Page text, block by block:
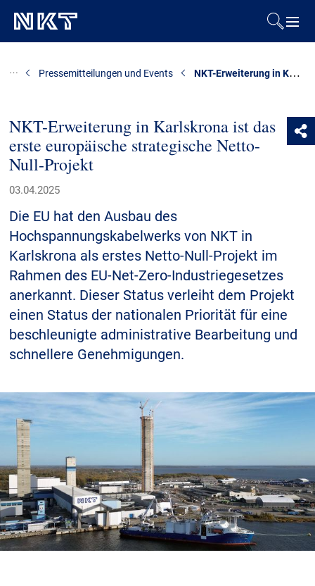
Downloads
Presse & Events
Über uns
Nachhaltigkeit
Kontakt
Mediacenter
NKT Webseiten
NKT-Erweiterung in Karlskrona ist das
erste europäische strategische Netto-
Null-Projekt
03.04.2025
Die EU hat den Ausbau des
Hochspannungskabelwerks von NKT in
Karlskrona als erstes Netto-Null-Projekt im
Rahmen des EU-Net-Zero-Industriegesetzes
anerkannt. Dieser Status verleiht dem Projekt
einen Status der nationalen Priorität für eine
beschleunigte administrative Bearbeitung und
schnellere Genehmigungen.
Pressemitteilungen und Events NKT-Erweiterung in Karlskrona ist das erste europäische strategische Netto-Null-Projekt